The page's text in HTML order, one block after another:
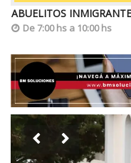
ABUELITOS
De 7:00 hs a 10:00 hs
 